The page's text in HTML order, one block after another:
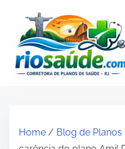
Home / Blog de